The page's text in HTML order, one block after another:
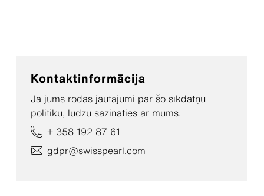
Kontaktinformācija
Ja jums rodas jautājumi par šo sīkdatņu
politiku, lūdzu sazinaties ar mums.
+ 358 192 87 61
gdpr@swisspearl.com